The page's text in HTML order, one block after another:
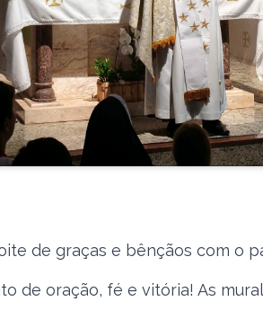
de graças e bênçãos com o
de oração, fé e